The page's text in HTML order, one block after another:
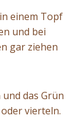
einem Topf
und bei
gar ziehen
das Grün
vierteln.